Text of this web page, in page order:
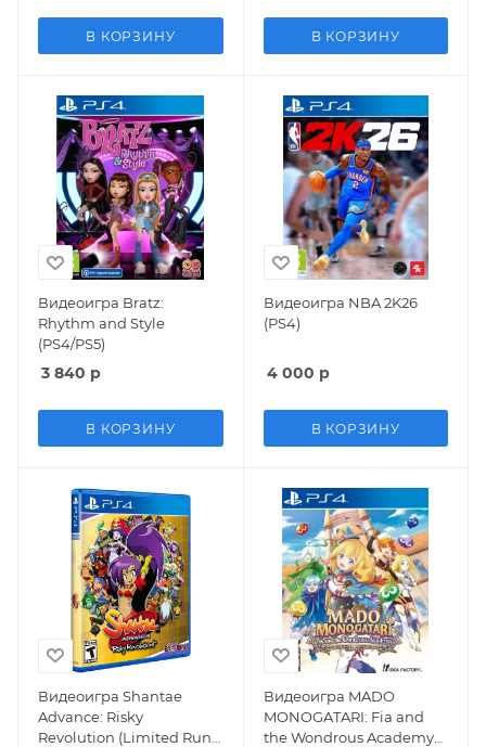
В КОРЗИНУ В КОРЗИНУ
Видеоигра Bratz:
Rhythm and Style
(PS4/PS5)
3 840 р
В КОРЗИНУ
Видеоигра NBA 2K26
(PS4)
4 000 р
В КОРЗИНУ
Видеоигра Shantae
Advance: Risky
Revolution (Limited Run
Видеоигра MADO
MONOGATARI: Fia and
the Wondrous Academy